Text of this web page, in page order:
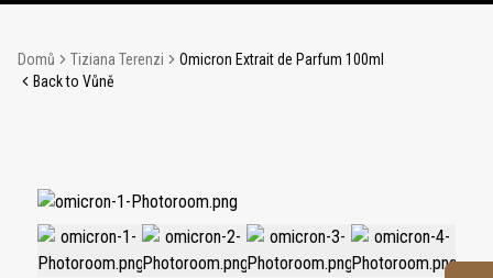
Domů Tiziana Terenzi
Omicron Extrait de Parfum 100ml
Back to Vůně